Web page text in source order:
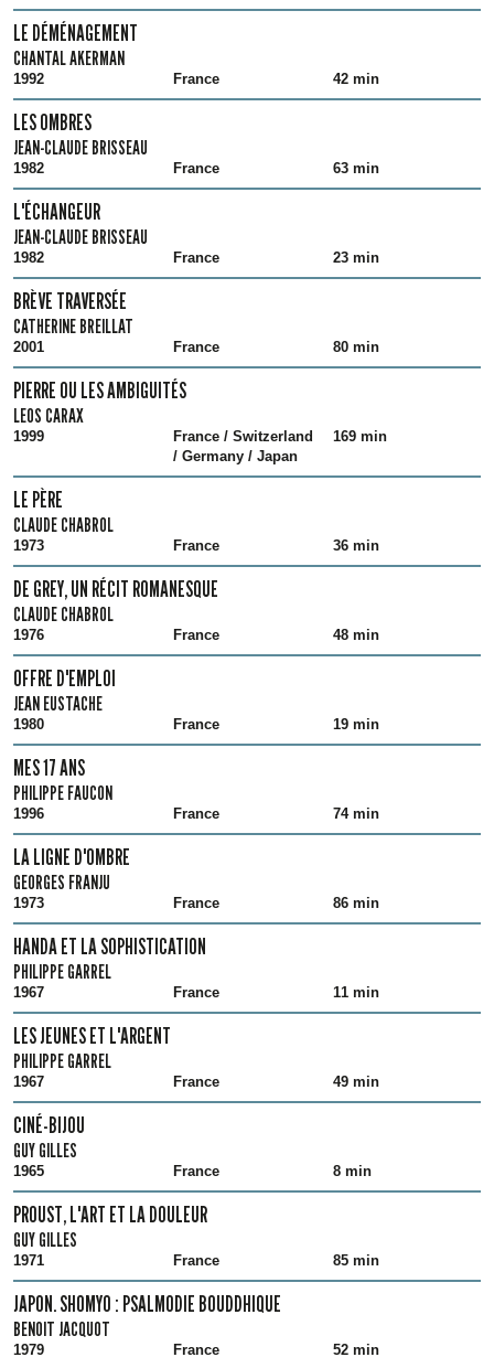
LE DÉMÉNAGEMENT
CHANTAL AKERMAN
1992 France 42 min
LES OMBRES
JEAN-CLAUDE BRISSEAU
1982 France 63 min
L'ÉCHANGEUR
JEAN-CLAUDE BRISSEAU
1982 France 23 min
BRÈVE TRAVERSÉE
CATHERINE BREILLAT
2001 France 80 min
PIERRE OU LES AMBIGUITÉS
LEOS CARAX
1999
France / Switzerland
/ Germany / Japan
169 min
LE PÈRE
CLAUDE CHABROL
1973 France 36 min
DE GREY, UN RÉCIT ROMANESQUE
CLAUDE CHABROL
1976 France 48 min
OFFRE D'EMPLOI
JEAN EUSTACHE
1980 France 19 min
MES 17 ANS
PHILIPPE FAUCON
1996 France 74 min
LA LIGNE D'OMBRE
GEORGES FRANJU
1973 France 86 min
HANDA ET LA SOPHISTICATION
PHILIPPE GARREL
1967 France 11 min
LES JEUNES ET L'ARGENT
PHILIPPE GARREL
1967 France 49 min
CINÉ-BIJOU
GUY GILLES
1965 France 8 min
PROUST, L'ART ET LA DOULEUR
GUY GILLES
1971 France 85 min
JAPON. SHOMYO : PSALMODIE BOUDDHIQUE
BENOIT JACQUOT
1979 France 52 min